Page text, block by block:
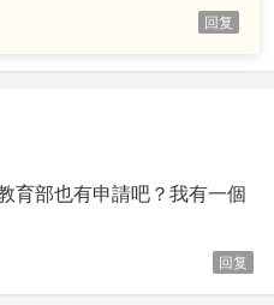
回复
育部也有申請吧？我有一個
回复